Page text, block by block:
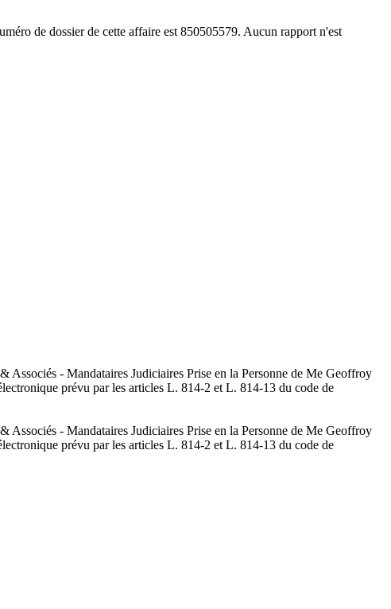
de dossier de cette affaire est 850505579. Aucun rapport n'est
- Mandataires Judiciaires Prise en la Personne de Me Geoffroy
prévu par les articles L. 814-2 et L. 814-13 du code de
- Mandataires Judiciaires Prise en la Personne de Me Geoffroy
prévu par les articles L. 814-2 et L. 814-13 du code de